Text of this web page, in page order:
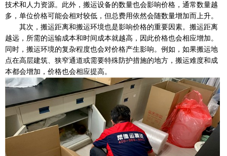
技术和人力资源。此外，搬运设备的数量也会影响价格，通常数量越
多，单位价格可能会相对较低，但总费用依然会随数量增加而上升。
其次，搬运距离和搬运环境也是影响价格的重要因素。搬运距离
越远，所需的运输成本和时间成本就越高，因此价格也会相应增加。
同时，搬运环境的复杂程度也会对价格产生影响。例如，如果搬运地
点在高层建筑、狭窄通道或需要特殊防护措施的地方，搬运难度和成
本都会增加，价格也会相应提高。